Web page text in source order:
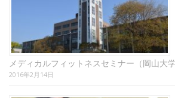
メディカルフィットネスセミナー（岡山大学
2016年2月14日